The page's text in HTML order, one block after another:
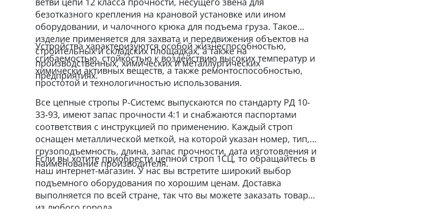
безотказного крепления на крановой установке или ином
оборудовании, и чалочного крюка для подъема груза. Такое
изделие применяется для захвата и передвижения объектов на
строительных и складских площадках, а также на
производственных, химических и металлургических
предприятиях.
Устройства характеризуются особой жизнеспособностью,
сгибаемостью, стойкостью к воздействию высоких температур и
химически активных веществ, а также ремонтоспособностью,
простотой и технологичностью использования.
Все цепные стропы Р-Системс выпускаются по стандарту РД 10-
33-93, имеют запас прочности 4:1 и снабжаются паспортами
соответствия с инструкцией по применению. Каждый строп
оснащен металлической меткой, на которой указан номер, тип,
грузоподъемность, длина, запас прочности, дата изготовления и
наименование производителя.
Если вы хотите приобрести цепной строп 1СЦ, то обращайтесь в
наш интернет-магазин. У нас вы встретите широкий выбор
подъемного оборудования по хорошим ценам. Доставка
выполняется по всей стране, так что вы можете заказать товар
из любого города.